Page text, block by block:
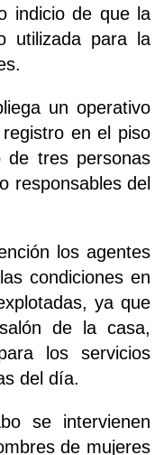
indicio de que la
utilizada para la
un operativo
en el piso
de tres personas
responsables del
los agentes
condiciones en
ya que
de la casa,
los servicios
del día.
se intervienen
de mujeres